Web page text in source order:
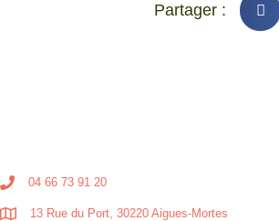
04 66 73 91 20
13 Rue du Port, 30220 Aigues-Mortes